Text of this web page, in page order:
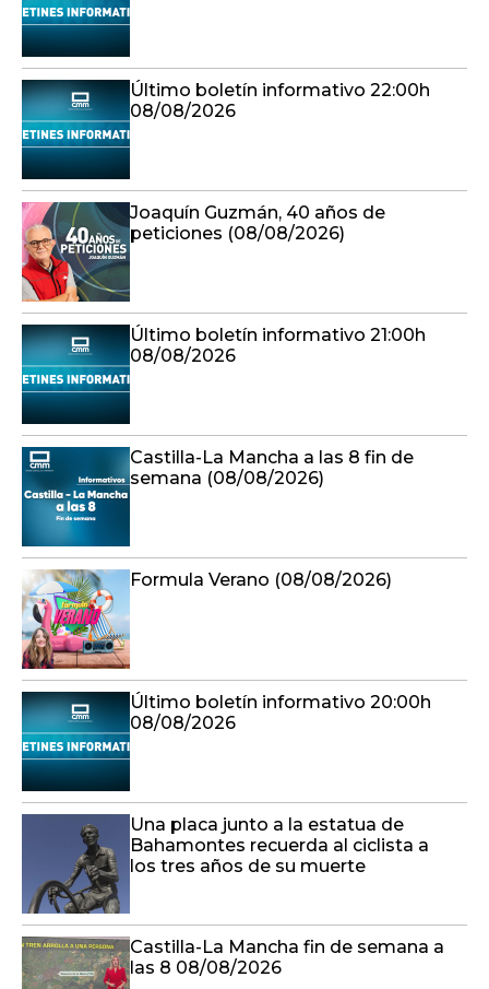
Último boletín informativo 22:00h
08/08/2026
Joaquín Guzmán, 40 años de
peticiones (08/08/2026)
Último boletín informativo 21:00h
08/08/2026
Castilla-La Mancha a las 8 fin de
semana (08/08/2026)
Formula Verano (08/08/2026)
Último boletín informativo 20:00h
08/08/2026
Una placa junto a la estatua de
Bahamontes recuerda al ciclista a
los tres años de su muerte
Castilla-La Mancha fin de semana a
las 8 08/08/2026